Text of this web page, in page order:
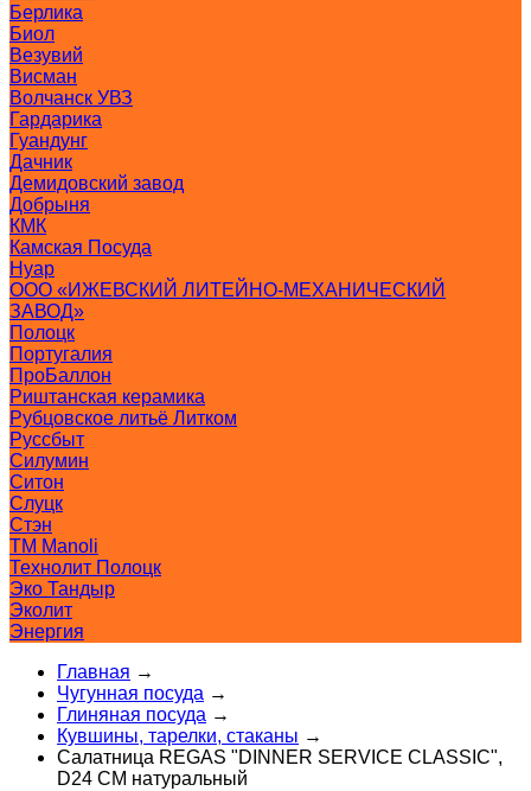
Берлика
Биол
Везувий
Висман
Волчанск УВЗ
Гардарика
Гуандунг
Дачник
Демидовский завод
Добрыня
КМК
Камская Посуда
Нуар
ООО «ИЖЕВСКИЙ ЛИТЕЙНО-МЕХАНИЧЕСКИЙ
ЗАВОД»
Полоцк
Португалия
ПроБаллон
Риштанская керамика
Рубцовское литьё Литком
Руссбыт
Силумин
Ситон
Слуцк
Стэн
ТМ Manoli
Технолит Полоцк
Эко Тандыр
Эколит
Энергия
Главная →
Чугунная посуда →
Глиняная посуда →
Кувшины, тарелки, стаканы →
Салатница REGAS "DINNER SERVICE CLASSIC",
D24 СМ натуральный